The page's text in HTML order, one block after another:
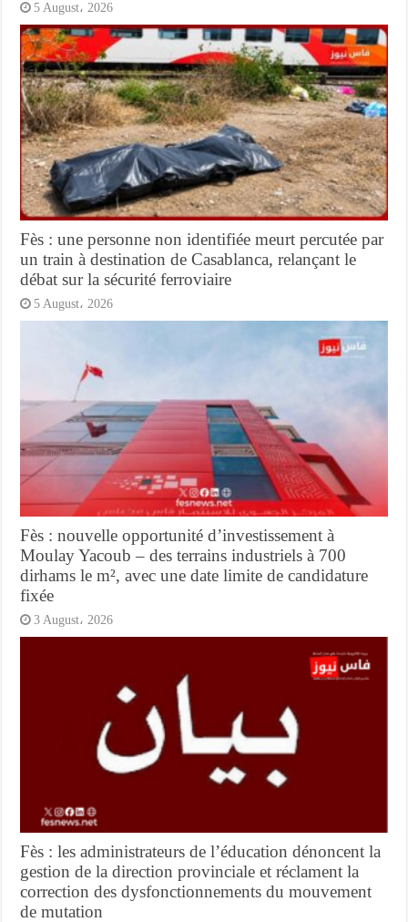
5 August، 2026
Fès : une personne non identifiée meurt percutée par
un train à destination de Casablanca, relançant le
débat sur la sécurité ferroviaire
5 August، 2026
Fès : nouvelle opportunité d’investissement à
Moulay Yacoub – des terrains industriels à 700
dirhams le m², avec une date limite de candidature
fixée
3 August، 2026
Fès : les administrateurs de l’éducation dénoncent la
gestion de la direction provinciale et réclament la
correction des dysfonctionnements du mouvement
de mutation